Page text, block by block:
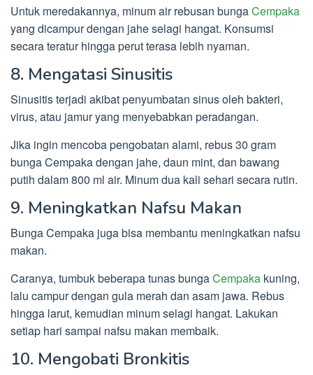
Untuk meredakannya, minum air rebusan bungaCempaka
yang dicampur dengan jahe selagi hangat. Konsumsi
secara teratur hingga perut terasa lebih nyaman.
8. Mengatasi Sinusitis
Sinusitis terjadi akibat penyumbatan sinus oleh bakteri,
virus, atau jamur yang menyebabkan peradangan.
Jika ingin mencoba pengobatan alami, rebus 30 gram
bunga Cempaka dengan jahe, daun mint, dan bawang
putih dalam 800 ml air. Minum dua kali sehari secara rutin.
9. Meningkatkan Nafsu Makan
Bunga Cempaka juga bisa membantu meningkatkan nafsu
makan.
Caranya, tumbuk beberapa tunas bungaCempaka kuning,
lalu campur dengan gula merah dan asam jawa. Rebus
hingga larut, kemudian minum selagi hangat. Lakukan
setiap hari sampai nafsu makan membaik.
10. Mengobati Bronkitis